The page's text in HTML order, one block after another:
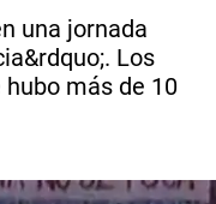
una jornada
Los
más de 10